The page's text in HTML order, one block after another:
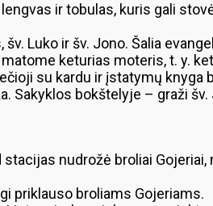
ir tobulas, kuris gali
Luko ir šv. Jono. Šalia
keturias moteris, t. y.
su kardu ir įstatymų knyga
bokštelyje – graži šv.
nudrožė broliai Gojeriai,
priklauso broliams Gojeriams.